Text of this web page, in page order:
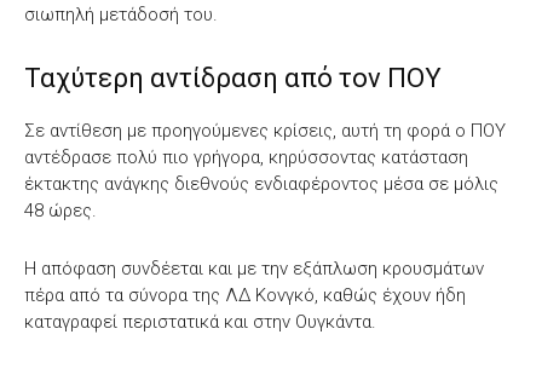
σιωπηλή μετάδοσή του.
Ταχύτερη αντίδραση από τον ΠΟΥ
Σε αντίθεση με προηγούμενες κρίσεις, αυτή τη φορά ο ΠΟΥ
αντέδρασε πολύ πιο γρήγορα, κηρύσσοντας κατάσταση
έκτακτης ανάγκης διεθνούς ενδιαφέροντος μέσα σε μόλις
48 ώρες.
Η απόφαση συνδέεται και με την εξάπλωση κρουσμάτων
πέρα από τα σύνορα της ΛΔ Κονγκό, καθώς έχουν ήδη
καταγραφεί περιστατικά και στην Ουγκάντα.